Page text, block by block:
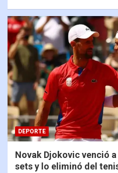
DEPORTE
Novak Djokovic venció
sets y lo eliminó del